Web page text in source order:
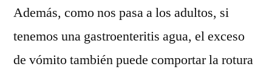
Además, como nos pasa a los adultos, si
tenemos una gastroenteritis agua, el exceso
de vómito también puede comportar la rotura